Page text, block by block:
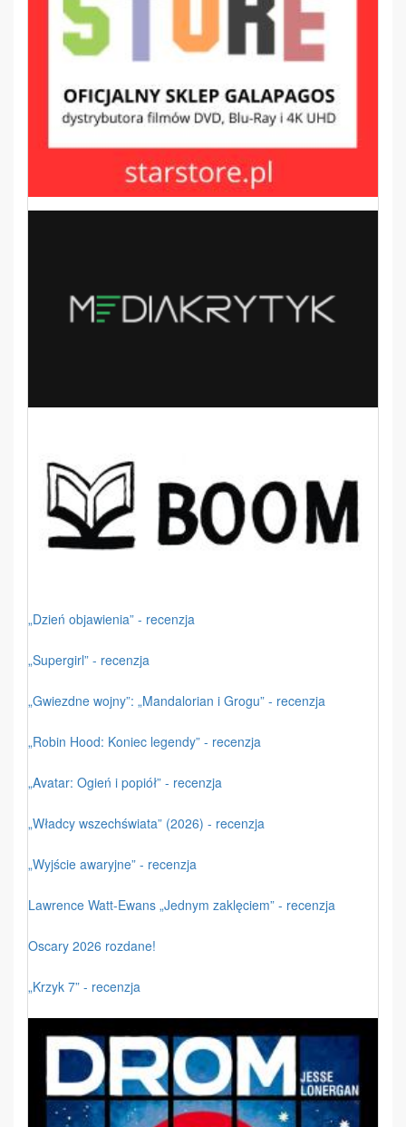
„Dzień objawienia” - recenzja
„Supergirl” - recenzja
„Gwiezdne wojny”: „Mandalorian i Grogu” - recenzja
„Robin Hood: Koniec legendy” - recenzja
„Avatar: Ogień i popiół” - recenzja
„Władcy wszechświata” (2026) - recenzja
„Wyjście awaryjne” - recenzja
Lawrence Watt-Ewans „Jednym zaklęciem” - recenzja
Oscary 2026 rozdane!
„Krzyk 7” - recenzja